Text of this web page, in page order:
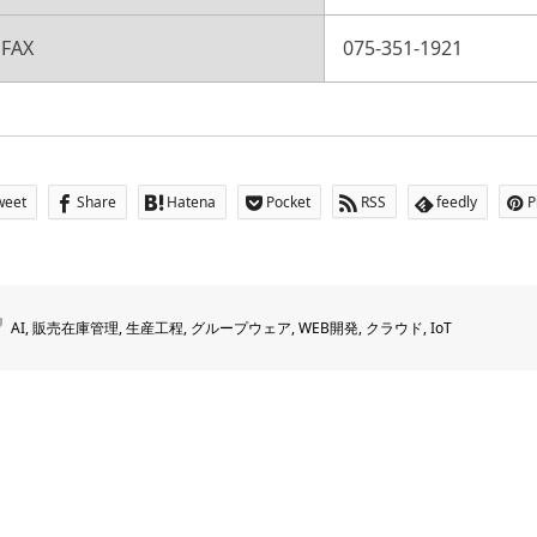
FAX 075-351-1921
Share Hatena Pocket RSS feedly
AI,販売在庫管理,生産工程, グループウェア,WEB開発, クラウド,IoT